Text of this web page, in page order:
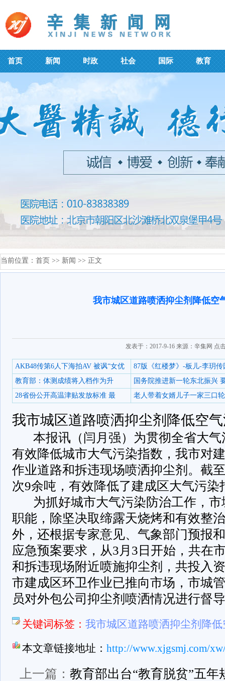
首页 新闻 时政 社会 国际 教育
当前位置： 首页 >> 新闻 >> 正文
我市城区道路喷洒抑尘剂降低空
发表于：2017-9-16 来源：辛集网 点
AKB48传第6人下海拍AV 被讽“女优
87版《红楼梦》-板儿-李玥传
教育部：体测成绩将入档作为升
国务院推进新一轮东北振兴
28省份公开高温津贴发放标准 最
老人带着女婿儿子一家三口
我市城区道路喷洒抑尘剂降低空
本报讯（闫月强）为贯彻全省大
有效降低城市大气污染指数，我市对
作业道路和拆违现场喷洒抑尘剂。截
次9余吨，有效降低了建成区大气污染
为抓好城市大气污染防治工作，
职能，除坚决取缔露天烧烤和有效整
外，还根据专家意见、气象部门预报
应急预案要求，从3月3日开始，共在
和拆违现场附近喷施抑尘剂，共投入
市建成区环卫作业已推向市场，市城
员对外包公司抑尘剂喷洒情况进行督
关键词标签： 我市城区道路喷洒抑尘剂降
本文章链接地址： http://www.xjgsmj.com/
上一篇： 教育部出台“教育脱贫”五年